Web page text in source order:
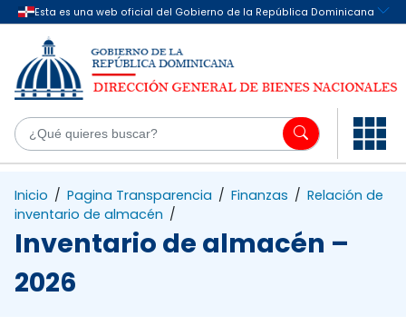
Saltar al contenido principal
Inicio / Pagina Transparencia / Finanzas / Relación de
inventario de almacén /
Inventario de almacén –
2026